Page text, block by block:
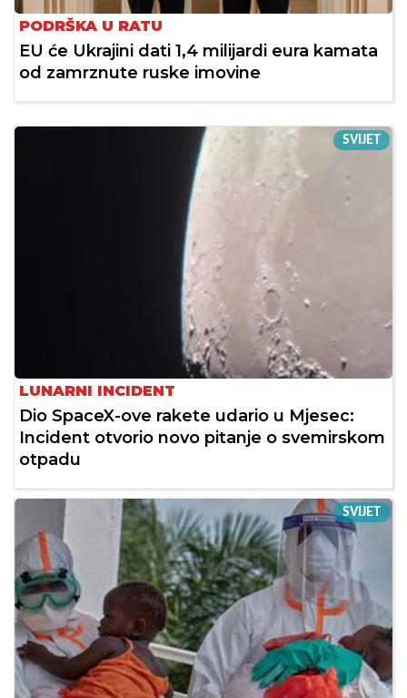
PODRŠKA U RATU
EU će Ukrajini dati 1,4 milijardi eura kamata
od zamrznute ruske imovine
SVIJET
LUNARNI INCIDENT
Dio SpaceX-ove rakete udario u Mjesec:
Incident otvorio novo pitanje o svemirskom
otpadu
SVIJET